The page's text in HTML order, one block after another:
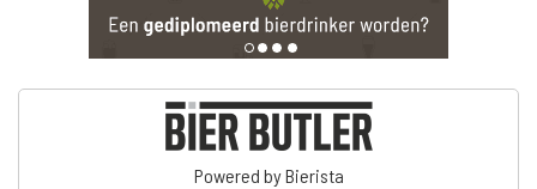
Powered by Bierista